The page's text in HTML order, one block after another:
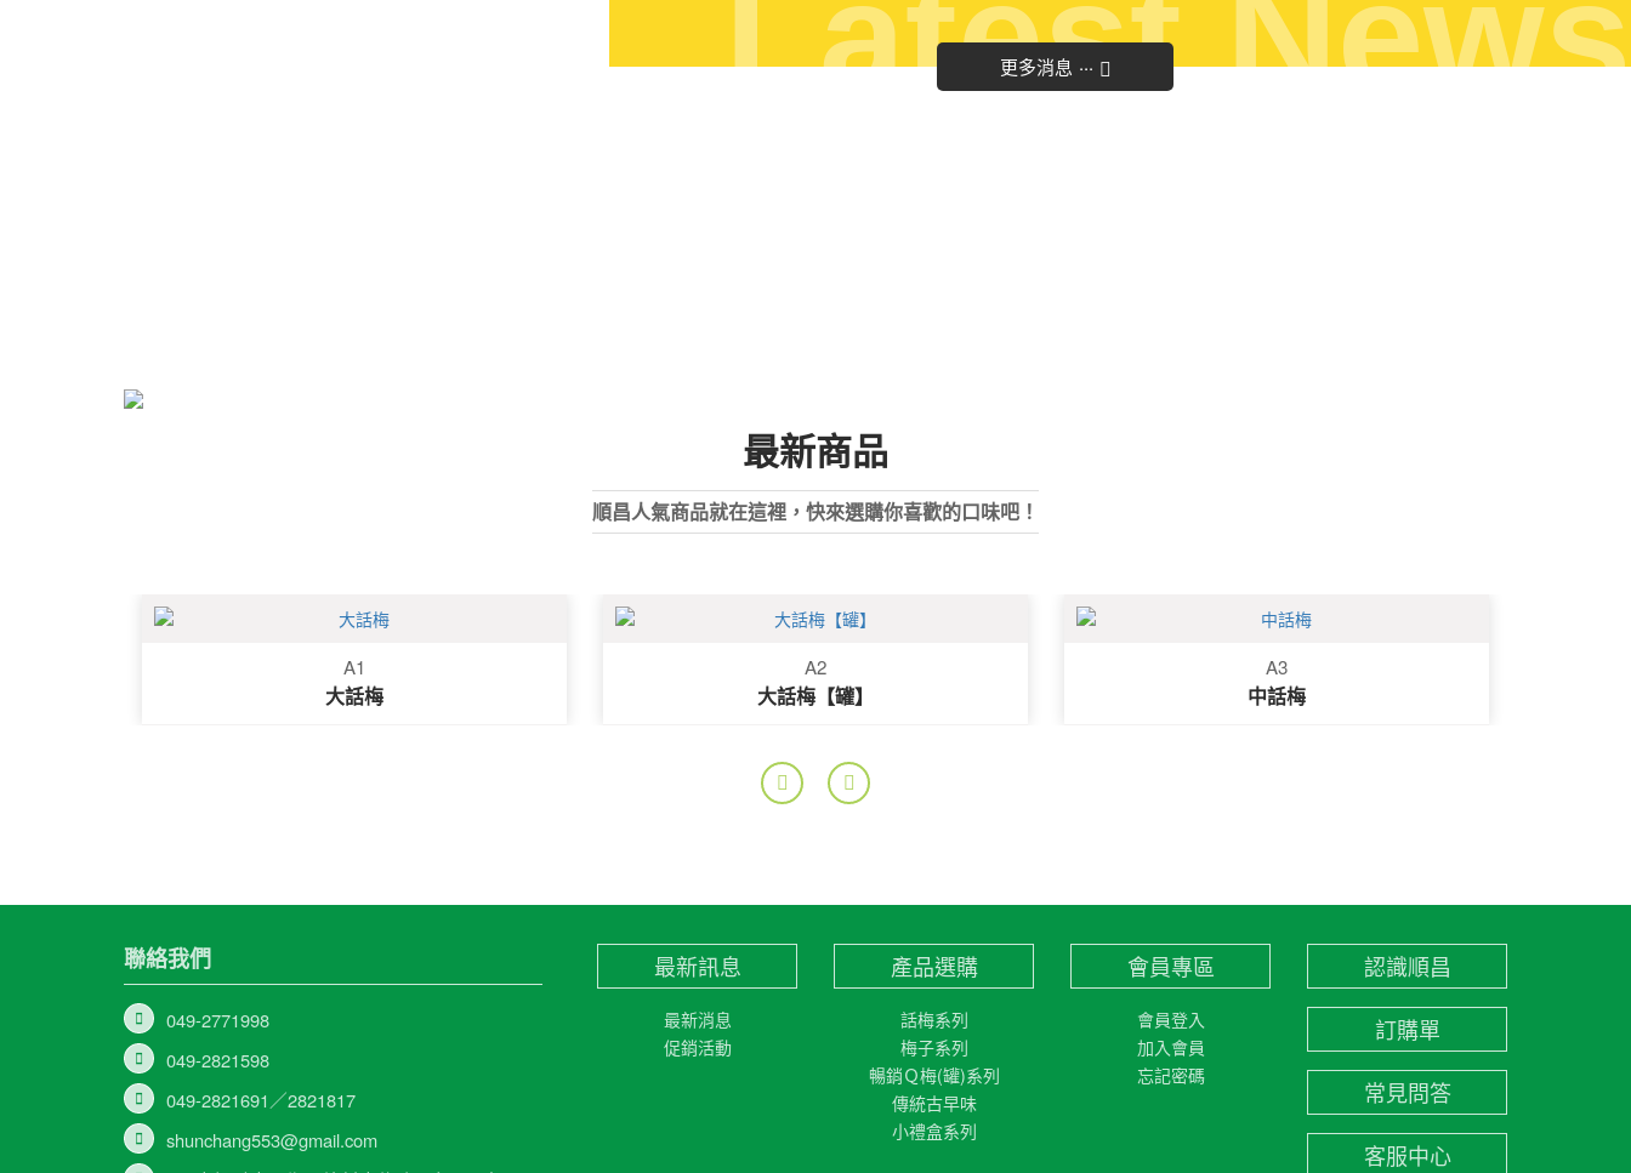
Latest News
更多消息 ...
最新商品
順昌人氣商品就在這裡，快來選購你喜歡的口味吧！
A1
大話梅
A2
大話梅【罐】
A3
中話梅
聯絡我們
049-2771998
049-2821598
049-2821691／2821817
shunchang553@gmail.com
最新訊息
最新消息
促銷活動
產品選購
話梅系列
梅子系列
暢銷Ｑ梅(罐)系列
傳統古早味
小禮盒系列
會員專區
會員登入
加入會員
忘記密碼
認識順昌
訂購單
常見問答
客服中心